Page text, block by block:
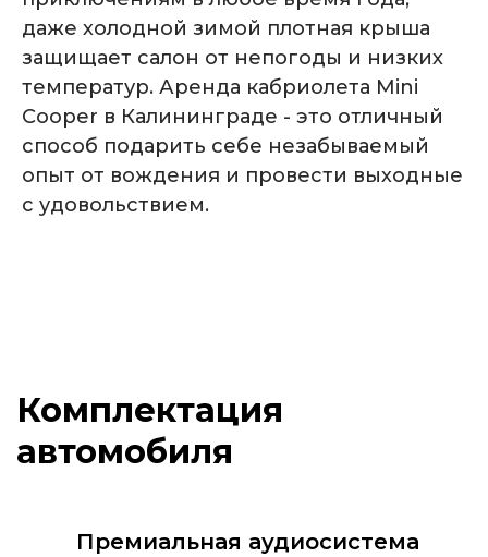
даже холодной зимой плотная крыша
защищает салон от непогоды и низких
температур. Аренда кабриолета Mini
Cooper в Калининграде - это отличный
способ подарить себе незабываемый
опыт от вождения и провести выходные
с удовольствием.
Премиальная аудиосистема